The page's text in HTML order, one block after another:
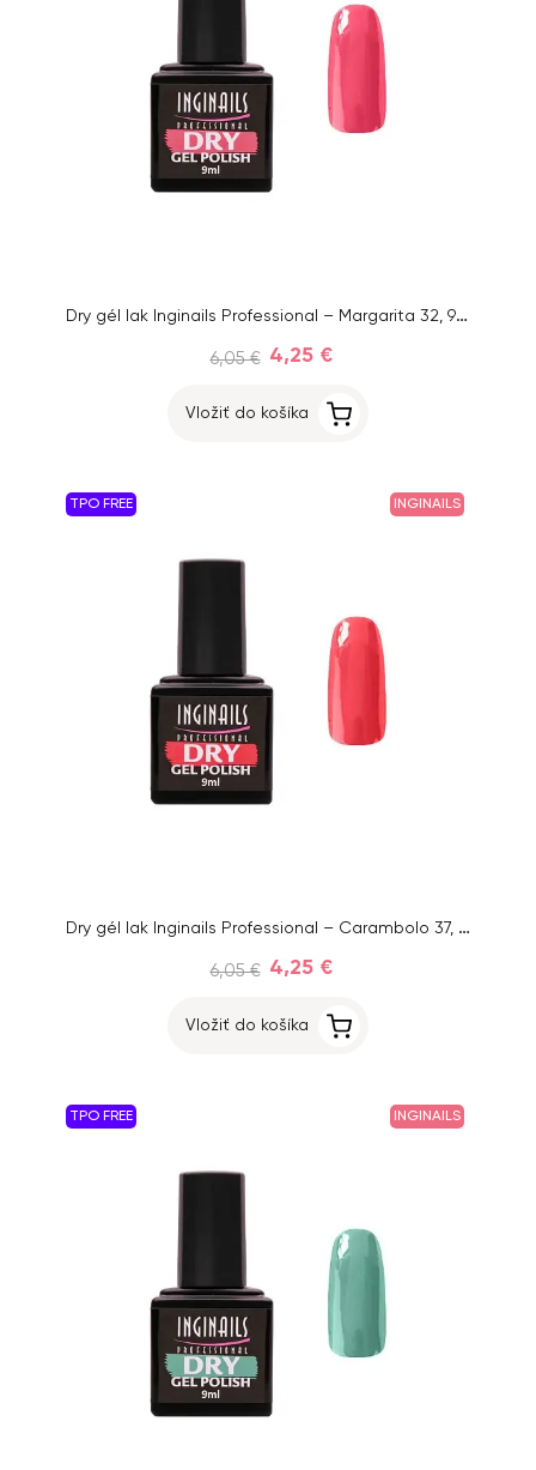
Dry gél lak Inginails Professional – Margarita 32, 9 ml
6,05 € 4,25 €
Vložiť do košíka
TPO FREE INGINAILS
Dry gél lak Inginails Professional – Carambolo 37, 9 ml
6,05 € 4,25 €
Vložiť do košíka
TPO FREE INGINAILS